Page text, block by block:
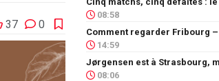
37 0
08:58
Comment regarder Fribourg
14:59
08:06